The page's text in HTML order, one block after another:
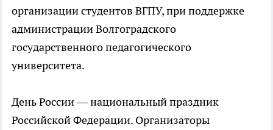
организации студентов ВГПУ, при поддержке
администрации Волгоградского
государственного педагогического
университета.
День России — национальный праздник
Российской Федерации. Организаторы